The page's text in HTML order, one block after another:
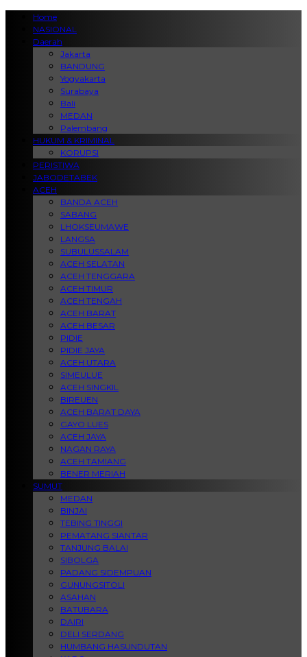
Home
NASIONAL
Daerah
Jakarta
BANDUNG
Yogyakarta
Surabaya
Bali
MEDAN
Palembang
HUKUM & KRIMINAL
KORUPSI
PERISTIWA
JABODETABEK
ACEH
BANDA ACEH
SABANG
LHOKSEUMAWE
LANGSA
SUBULUSSALAM
ACEH SELATAN
ACEH TENGGARA
ACEH TIMUR
ACEH TENGAH
ACEH BARAT
ACEH BESAR
PIDIE
PIDIE JAYA
ACEH UTARA
SIMEULUE
ACEH SINGKIL
BIREUEN
ACEH BARAT DAYA
GAYO LUES
ACEH JAYA
NAGAN RAYA
ACEH TAMIANG
BENER MERIAH
SUMUT
MEDAN
BINJAI
TEBING TINGGI
PEMATANG SIANTAR
TANJUNG BALAI
SIBOLGA
PADANG SIDEMPUAN
GUNUNGSITOLI
ASAHAN
BATUBARA
DAIRI
DELI SERDANG
HUMBANG HASUNDUTAN